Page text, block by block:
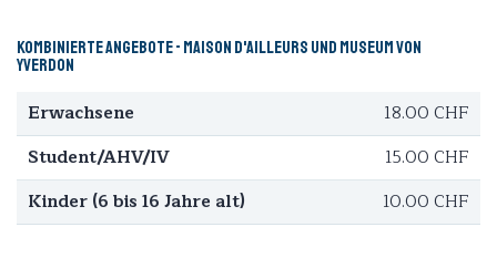
Kombinierte Angebote - Maison d'Ailleurs und Museum von
Yverdon
Erwachsene
18.00 CHF
Student/AHV/IV
15.00 CHF
Kinder (6 bis 16 Jahre alt)
10.00 CHF